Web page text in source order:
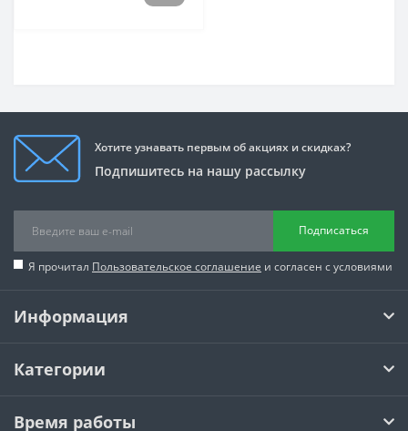
Хотите узнавать первым об акциях и скидках?
Подпишитесь на нашу рассылку
Подписаться
Я прочитал Пользовательское соглашение и согласен с условиями
Информация
Категории
Время работы